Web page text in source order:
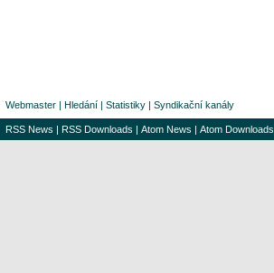
Webmaster | Hledání | Statistiky | Syndikační kanály
RSS News | RSS Downloads | Atom News | Atom Downloads